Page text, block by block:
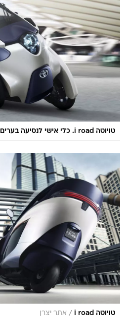
טויוטה i road. כלי אישי לנסיעה בערים
טויוטה i road / אתר יצרן